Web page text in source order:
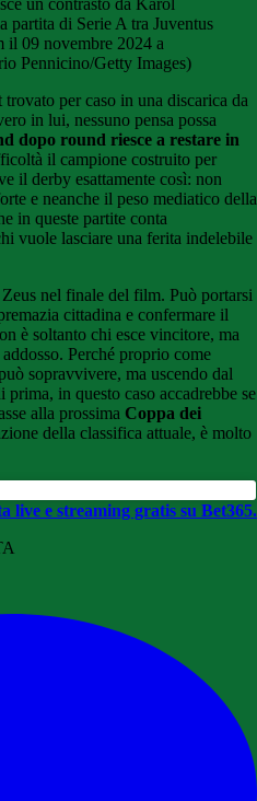
un contrasto da Karol
partita di Serie A tra Juventus
09 novembre 2024 a
Pennicino/Getty Images)
per caso in una discarica da
in lui, nessuno pensa possa
dopo round riesce a restare in
il campione costruito per
il derby esattamente così: non
e neanche il peso mediatico della
in queste partite conta
vuole lasciare una ferita indelebile
nel finale del film. Può portarsi
cittadina e confermare il
è soltanto chi esce vincitore, ma
Perché proprio come
sopravvivere, ma uscendo dal
in questo caso accadrebbe se
alla prossima Coppa dei
della classifica attuale, è molto
live e streaming gratis su Bet365.